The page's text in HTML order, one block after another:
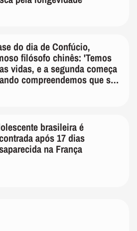
do dia de Confúcio,
filósofo chinês: 'Temos
vidas, e a segunda começa
compreendemos que só
brasileira é
após 17 dias
na França